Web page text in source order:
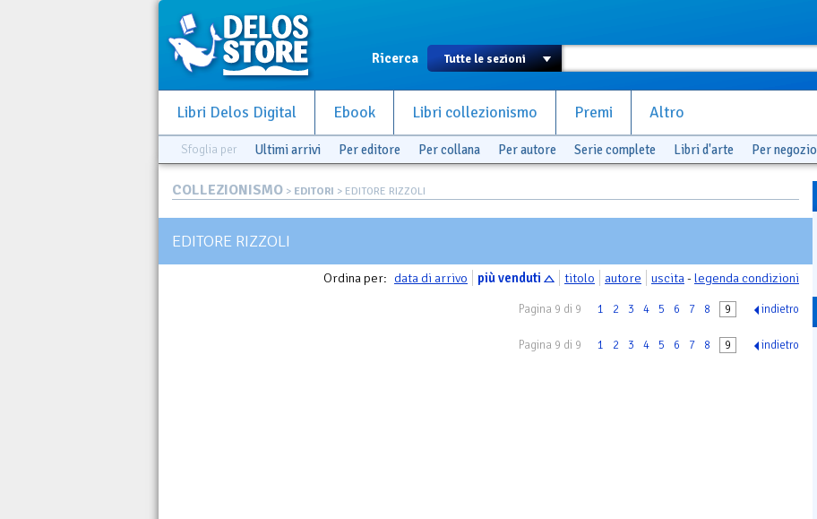
Ricerca
Libri Delos Digital Ebook Libri collezionismo Premi Altro
Sfoglia per Ultimi arrivi Per editore Per collana Per autore Serie complete Libri d'arte Per negozio
COLLEZIONISMO > EDITORI > EDITORE RIZZOLI
EDITORE RIZZOLI
Ordina per: data di arrivo più venduti titolo autore uscita-legenda condizioni
Pagina 9 di 9 1 2 3 4 5 6 7 8 9 indietro
Pagina 9 di 9 1 2 3 4 5 6 7 8 9 indietro